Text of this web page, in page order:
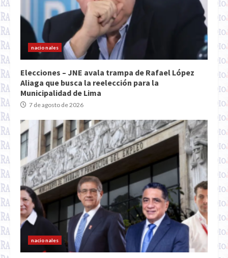
nacionales
Elecciones – JNE avala trampa de Rafael López
Aliaga que busca la reelección para la
Municipalidad de Lima
7 de agosto de 2026
nacionales